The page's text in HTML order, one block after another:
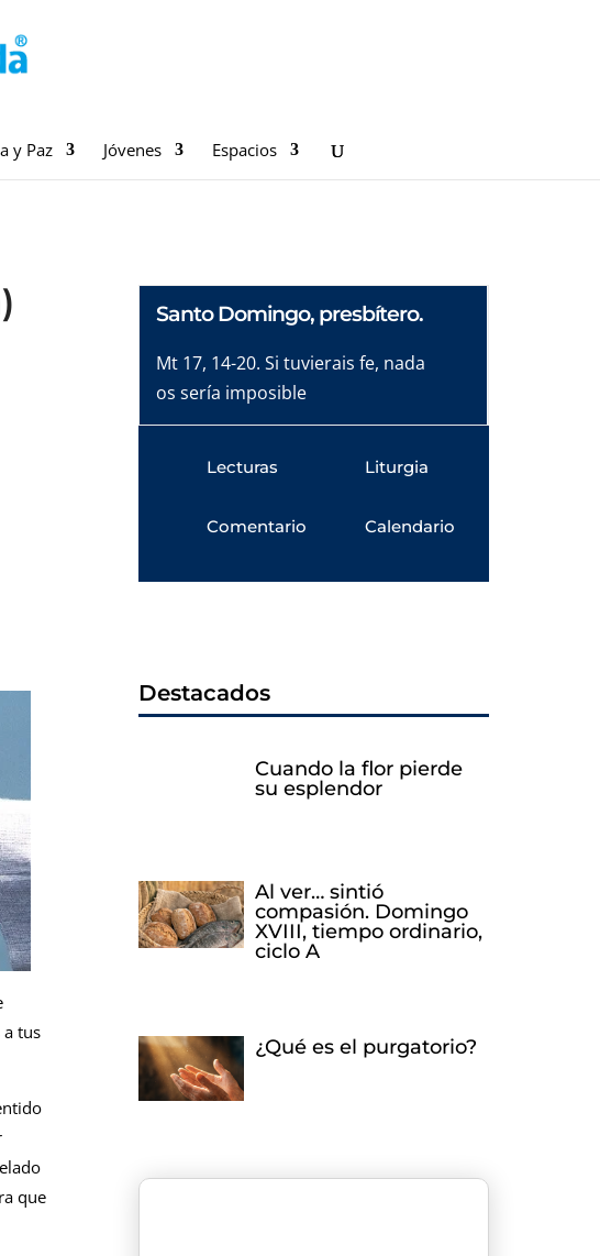
y Paz Jóvenes Espacios
tus
que
Santo Domingo, presbítero.
Mt 17, 14-20. Si tuvierais fe, nada
os sería imposible
Lecturas
Comentario
Liturgia
Calendario
Destacados
Cuando la flor pierde
su esplendor
Al ver… sintió
compasión. Domingo
XVIII, tiempo ordinario,
ciclo A
¿Qué es el purgatorio?